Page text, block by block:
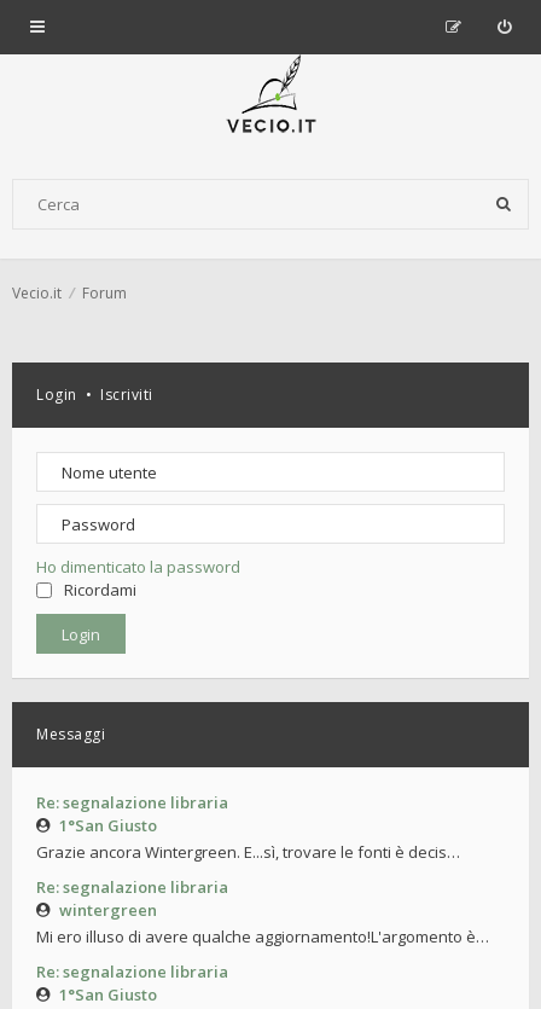
Vecio.it Forum
Login • Iscriviti
Ho dimenticato la password
Ricordami
Messaggi
Re: segnalazione libraria
1°San Giusto
Grazie ancora Wintergreen. E...sì, trovare le fonti è decis…
Re: segnalazione libraria
wintergreen
Mi ero illuso di avere qualche aggiornamento!L'argomento è…
Re: segnalazione libraria
1°San Giusto